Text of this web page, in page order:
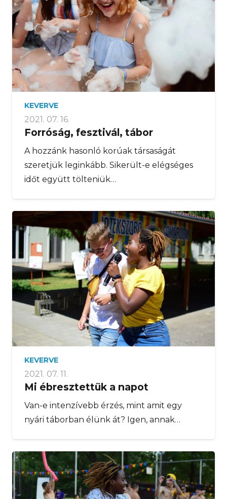
KEVERVE
2021. 07. 16.
Forróság, fesztivál, tábor
A hozzánk hasonló korúak társaságát
szeretjük leginkább. Sikerült-e elégséges
időt együtt tölteniük…
KEVERVE
2021. 07. 11.
Mi ébresztettük a napot
Van-e intenzívebb érzés, mint amit egy
nyári táborban élünk át? Igen, annak…